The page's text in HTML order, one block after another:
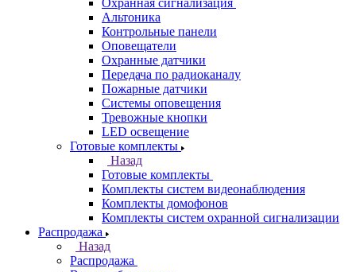
Охранная сигнализация
Альтоника
Контрольные панели
Оповещатели
Охранные датчики
Передача по радиоканалу
Пожарные датчики
Системы оповещения
Тревожные кнопки
LED освещение
Готовые комплекты
Назад
Готовые комплекты
Комплекты систем видеонаблюдения
Комплекты домофонов
Комплекты систем охранной сигнализации
Распродажа
Назад
Распродажа